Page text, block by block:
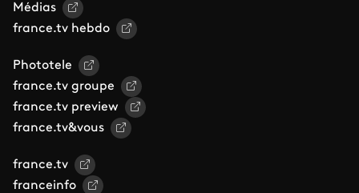
Médias
france.tv hebdo
Phototele
france.tv groupe
france.tv preview
france.tv&vous
france.tv
franceinfo